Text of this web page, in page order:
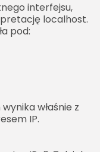
interfejsu,
localhost.
pod:
właśnie z
IP.